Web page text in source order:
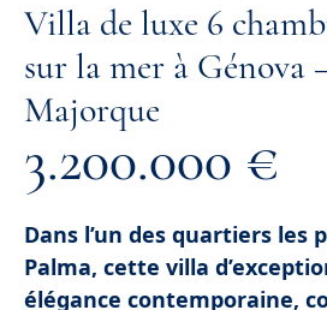
Villa de luxe 6
sur la mer à Génova
Majorque
3.200.000 €
Dans l’un des quartiers les
Palma, cette villa
élégance contemporaine,